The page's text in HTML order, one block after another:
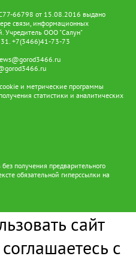
66798 от 15.08.2016 выдано
связи, информационных
Учредитель ООО "Салун"
+7(3466)41-73-73
и метрические программы
статистики и аналитических
получения предварительного
обязательной гиперссылки на
сайт
с